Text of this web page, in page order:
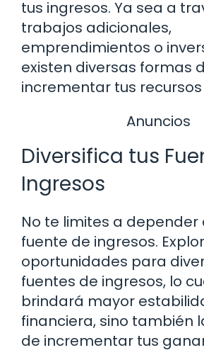
tus ingresos. Ya sea a
trabajos adicionales,
emprendimientos o
existen diversas formas
incrementar tus
Anuncios
Diversifica tus
Ingresos
No te limites a depender
fuente de ingresos.
oportunidades para
fuentes de ingresos, lo
brindará mayor
financiera, sino también
de incrementar tus